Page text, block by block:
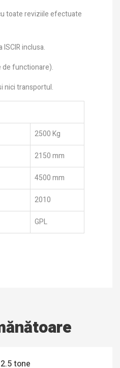
toate reviziile efectuate
inclusa.
de functionare).
nici transportul.
2500 Kg
2150 mm
4500 mm
2010
GPL
tone